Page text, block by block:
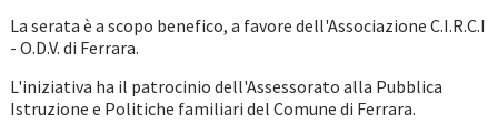
La serata è a scopo benefico, a favore dell'Associazione C.I.R.C.I
- O.D.V. di Ferrara.
L'iniziativa ha il patrocinio dell'Assessorato alla Pubblica
Istruzione e Politiche familiari del Comune di Ferrara.